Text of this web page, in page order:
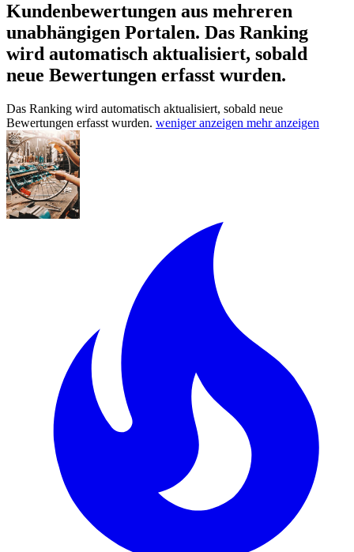
Kundenbewertungen aus mehreren
unabhängigen Portalen. Das Ranking
wird automatisch aktualisiert, sobald
neue Bewertungen erfasst wurden.
Das Ranking wird automatisch aktualisiert, sobald neue
Bewertungen erfasst wurden. weniger anzeigen mehr anzeigen